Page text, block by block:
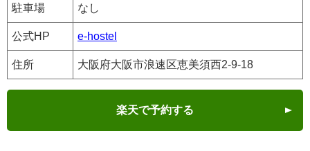
駐車場 なし
公式HP e-hostel
住所 大阪府大阪市浪速区恵美須西2-9-18
楽天で予約する